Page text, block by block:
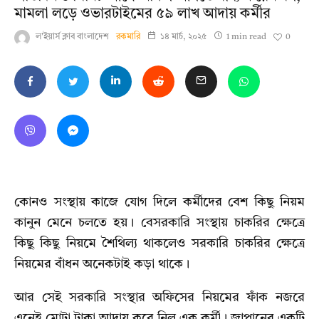
মামলা লড়ে ওভারটাইমের ৫৯ লাখ আদায় কর্মীর
ল'ইয়ার্স ক্লাব বাংলাদেশ রকমারি ১৪ মার্চ, ২০২৫ 1 min read 0
কোনও সংস্থায় কাজে যোগ দিলে কর্মীদের বেশ কিছু নিয়ম
কানুন মেনে চলতে হয়। বেসরকারি সংস্থায় চাকরির ক্ষেত্রে
কিছু কিছু নিয়মে শৈথিল্য থাকলেও সরকারি চাকরির ক্ষেত্রে
নিয়মের বাঁধন অনেকটাই কড়া থাকে।
আর সেই সরকারি সংস্থার অফিসের নিয়মের ফাঁক নজরে